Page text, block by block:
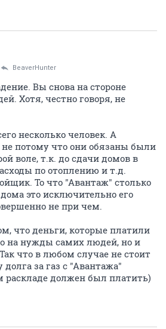
BeaverHunter
Вы снова на стороне
Хотя, честно говоря, не
несколько человек. А
потому что они обязаны были
воле, т.к. до сдачи домов в
по отоплению и т.д.
То что "Авантаж" столько
это исключительно его
не при чем.
что деньги, которые платили
на нужды самих людей, но и
что в любом случае не стоит
за газ с "Авантажа"
должен был платить)